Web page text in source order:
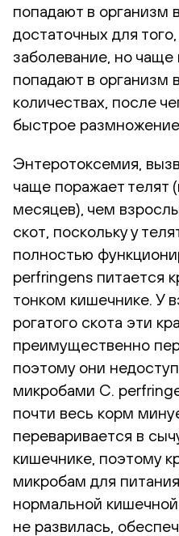
попадают в организм
достаточных для
заболевание, но чаще
попадают в организм
количествах, после
быстрое
Энтеротоксемия,
чаще поражает телят
месяцев), чем
скот, поскольку у
полностью
perfringens питается
тонком кишечнике. У
рогатого скота эти
преимущественно
поэтому они
микробами C.
почти весь корм
переваривается в
кишечнике, поэтому
микробам для
нормальной
не развилась,